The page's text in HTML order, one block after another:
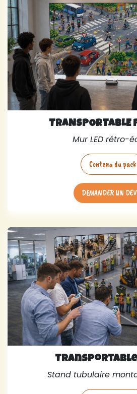
TRANSPORTABLE
Mur LED rétro-
Contenu du pack
DEMANDER UN
Stand tubulaire